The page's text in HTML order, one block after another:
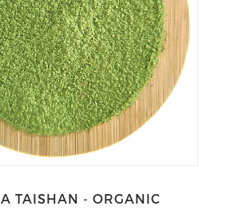
TAISHAN - ORGANIC